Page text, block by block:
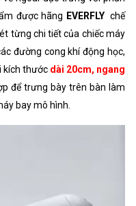
được hãng EVERFLY chế
từng chi tiết của chiếc máy
đường cong khí động học,
kích thước dài 20cm, ngang
để trưng bày trên bàn làm
bay mô hình.